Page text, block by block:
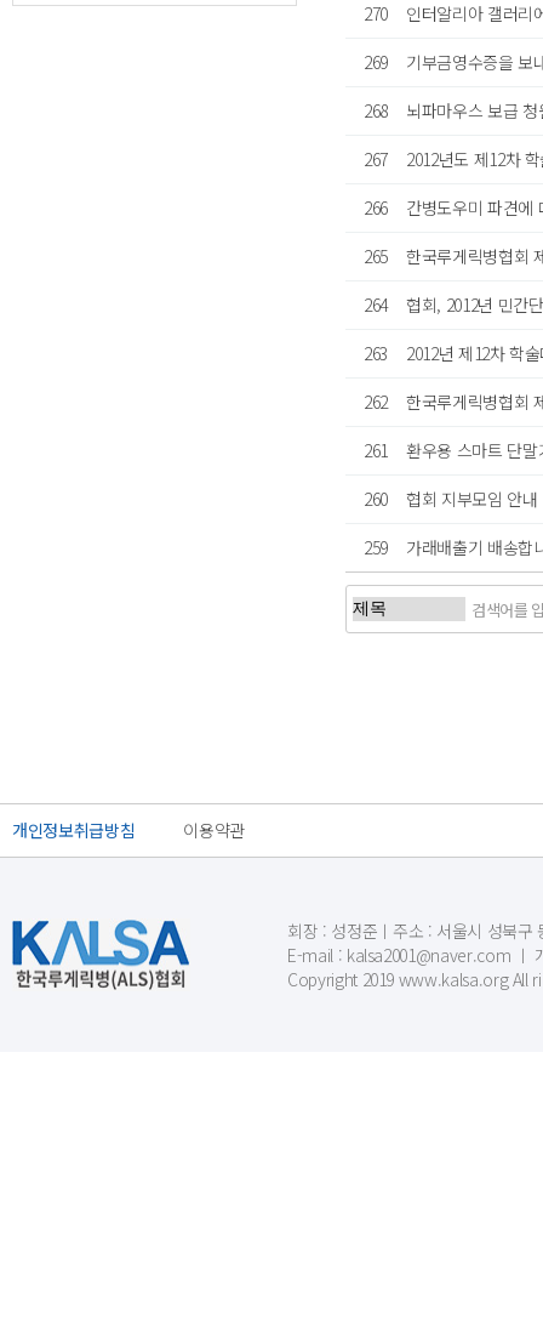
270
인터알리아 갤러리
269
기부금영수증을 보
268
뇌파마우스 보급
267
2012년도 제12차
266
간병도우미 파견에
265
한국루게릭병협회
264
협회, 2012년 민간
263
2012년 제12차 학
262
한국루게릭병협회
261
환우용 스마트 단
260
협회 지부모임 안내
259
가래배출기 배송합
개인정보취급방침 이용약관
회장 : 성정준ㅣ주소 : 서울시 성북구
E-mail : kalsa2001@naver.com ㅣ
Copyright 2019 www.kalsa.org All